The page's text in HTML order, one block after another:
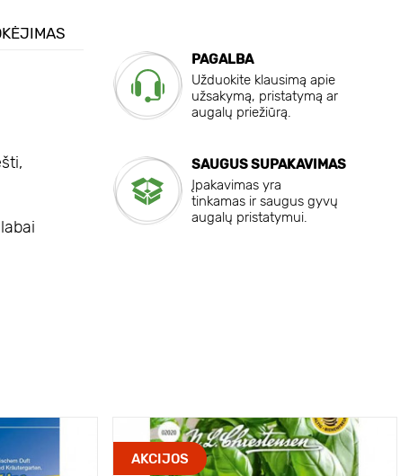
PAGALBA
Užduokite klausimą apie
užsakymą, pristatymą ar
augalų priežiūrą.
SAUGUS SUPAKAVIMAS
Įpakavimas yra
tinkamas ir saugus gyvų
augalų pristatymui.
AKCIJOS